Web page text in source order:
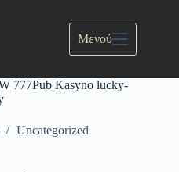
Μενού
777Pub Kasyno lucky-
Uncategorized